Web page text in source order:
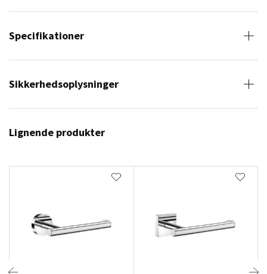
Specifikationer
Sikkerhedsoplysninger
Lignende produkter